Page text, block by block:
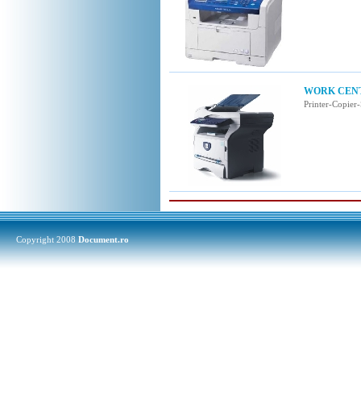
WORK
Printer-
Copyright 2008Document.ro